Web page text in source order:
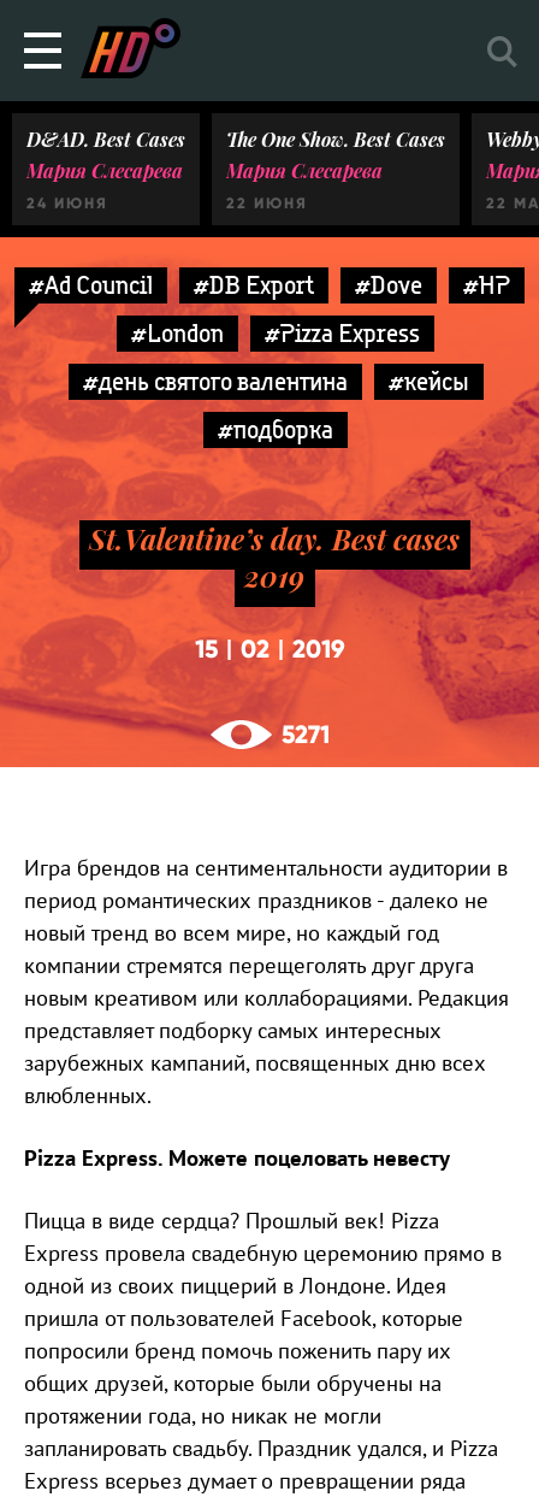
D&AD. Best Cases
Мария Слесарева
24 ИЮНЯ
The One Show. Best Cases
Мария Слесарева
22 ИЮНЯ 22
#Ad Council #DB Export #Dove
#HP
#London
#Pizza Express
#день святого валентина
#кейсы
#подборка
St.Valentine’s day. Best cases
2019
15 02 2019
5271
Игра брендов на сентиментальности аудитории в
период романтических праздников - далеко не
новый тренд во всем мире, но каждый год
компании стремятся перещеголять друг друга
новым креативом или коллаборациями. Редакция
представляет подборку самых интересных
зарубежных кампаний, посвященных дню всех
влюбленных.
Pizza Express. Можете поцеловать невесту
Пицца в виде сердца? Прошлый век! Pizza
Express провела свадебную церемонию прямо в
одной из своих пиццерий в Лондоне. Идея
пришла от пользователей Facebook, которые
попросили бренд помочь поженить пару их
общих друзей, которые были обручены на
протяжении года, но никак не могли
запланировать свадьбу. Праздник удался, и Pizza
Express всерьез думает о превращении ряда